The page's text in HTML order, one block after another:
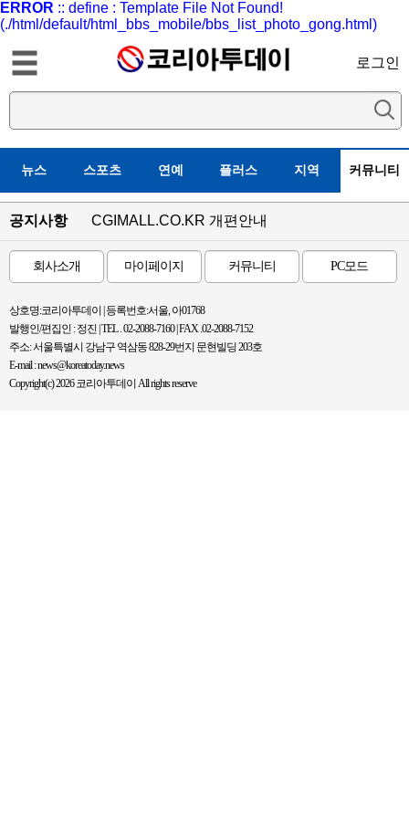
ERROR :: define : Template File Not Found!
(./html/default/html_bbs_mobile/bbs_list_photo_gong.html)
로그인
뉴스 스포츠 연예 플러스 지역 커뮤니티
공지사항 CGIMALL.CO.KR 개편안내
회사소개 마이페이지 커뮤니티 PC모드
상호명:코리아투데이 | 등록번호:서울, 아01768
발행인/편집인 : 정진 | TEL . 02-2088-7160 | FAX .02-2088-7152
주소: 서울특별시 강남구 역삼동 828-29번지 문현빌딩 203호
E-mail : news@koreatoday.news
Copyright(c) 2026 코리아투데이 All rights reserve